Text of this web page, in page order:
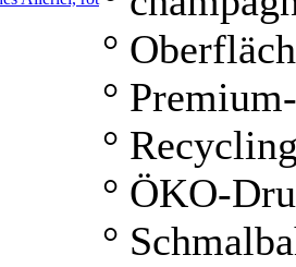
°
°
°
° ÖKO-
°